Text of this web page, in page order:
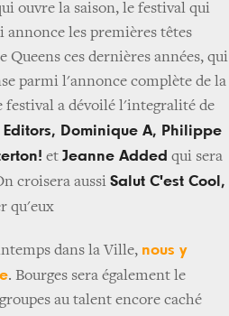
ouvre la saison, le festival qui
annonce les premières têtes
ces dernières années, qui
parmi l'annonce complète de la
festival a dévoilé l'integralité de
Editors, Dominique A, Philippe
et Jeanne Added qui sera
croisera aussi Salut C'est Cool,
qu'eux
dans la Ville, nous y
. Bourges sera également le
au talent encore caché